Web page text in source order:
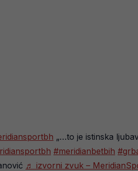
„…to je istinska
#meridianbetbih
♬ izvorni zvuk –